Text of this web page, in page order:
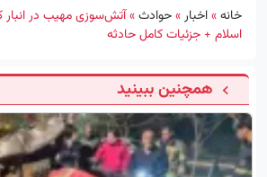
خانه»اخبار»حوادث»آتش‌سوزی مهیب در انبار
اسلام + جزئیات کامل حادثه
همچنین ببینید